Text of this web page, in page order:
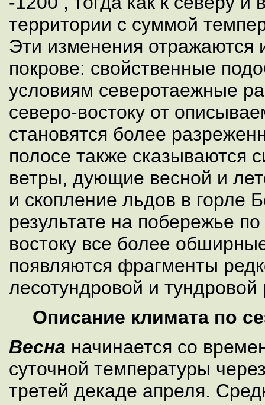
территории с суммой
Эти изменения отражаются
покрове: свойственные
условиям северотаежные
северо-востоку от
становятся более
полосе также сказываются
ветры, дующие весной и
и скопление льдов в горле
результате на побережье
востоку все более
появляются фрагменты
лесотундровой и тундровой
Описание климата по
Весна начинается со
суточной температуры
третей декаде апреля.